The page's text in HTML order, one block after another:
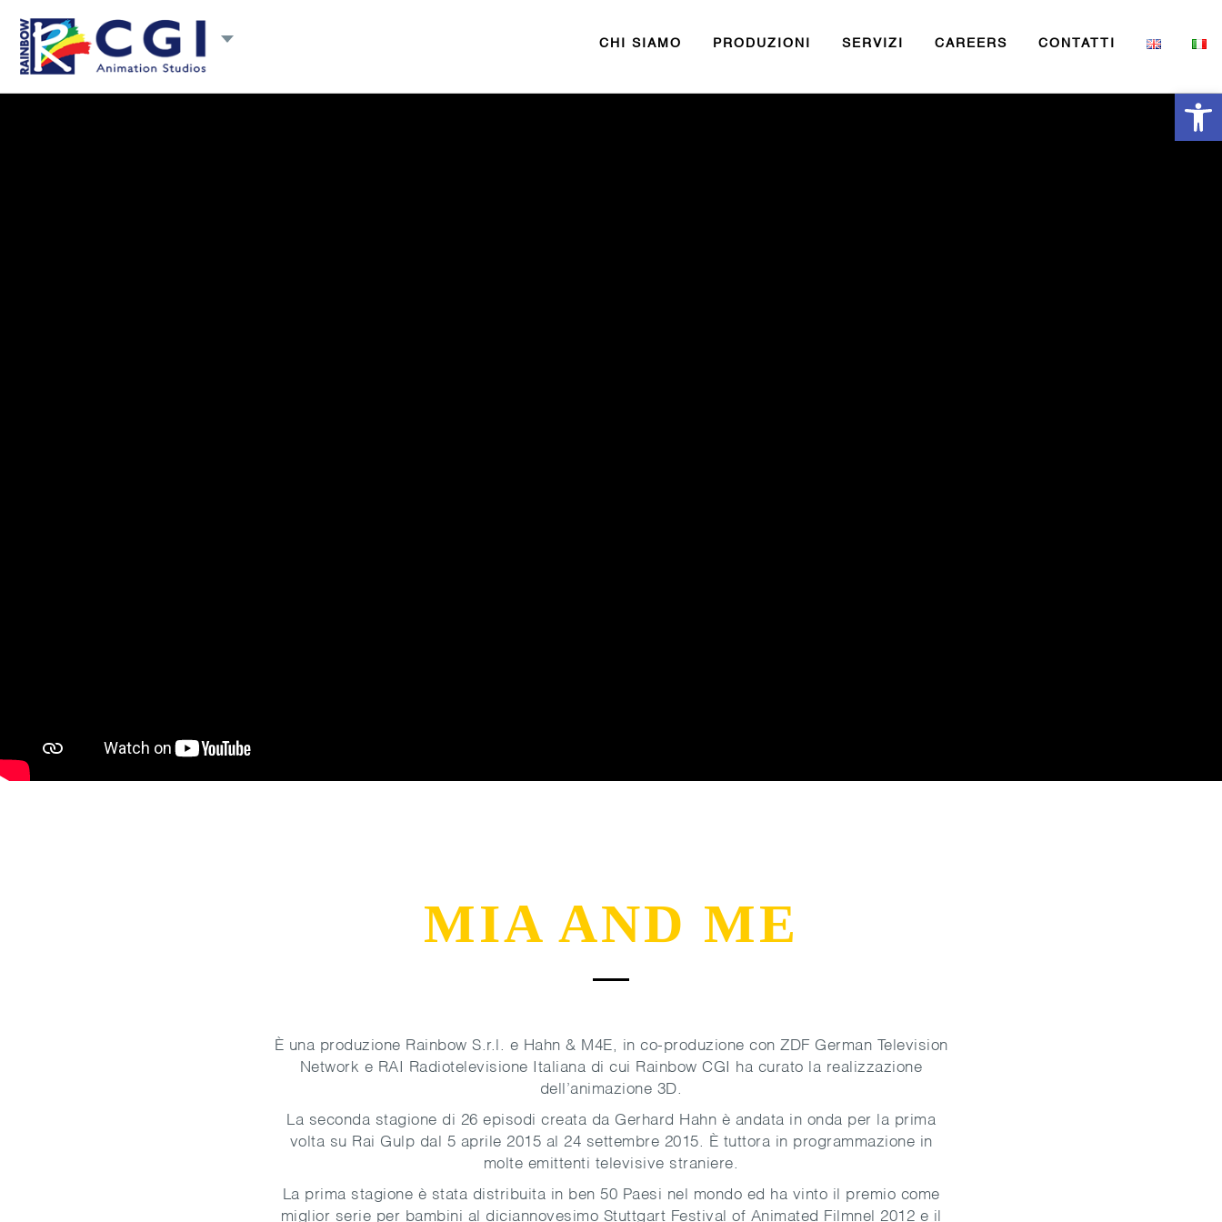
CHI SIAMO PRODUZIONI SERVIZI CAREERS CONTATTI
MIA AND ME
È una produzione Rainbow S.r.l. e Hahn & M4E, in co-produzione con ZDF German Television
Network e RAI Radiotelevisione Italiana di cui Rainbow CGI ha curato la realizzazione
dell’animazione 3D.
La seconda stagione di 26 episodi creata da Gerhard Hahn è andata in onda per la prima
volta su Rai Gulp dal 5 aprile 2015 al 24 settembre 2015. È tuttora in programmazione in
molte emittenti televisive straniere.
La prima stagione è stata distribuita in ben 50 Paesi nel mondo ed ha vinto il premio come
miglior serie per bambini al diciannovesimo Stuttgart Festival of Animated Filmnel 2012 e il